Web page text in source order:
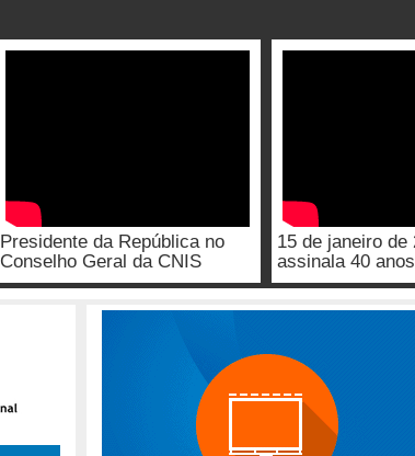
Presidente da República no
Conselho Geral da CNIS
15 de janeiro de
assinala 40 anos